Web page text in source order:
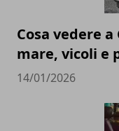
Cosa vedere
mare, vicoli e
14/01/2026